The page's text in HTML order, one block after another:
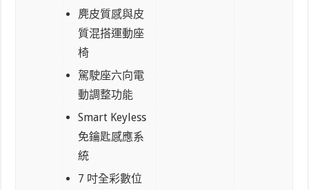
麂皮質感與皮
質混搭運動座
椅
駕駛座六向電
動調整功能
Smart Keyless
免鑰匙感應系
統
7 吋全彩數位